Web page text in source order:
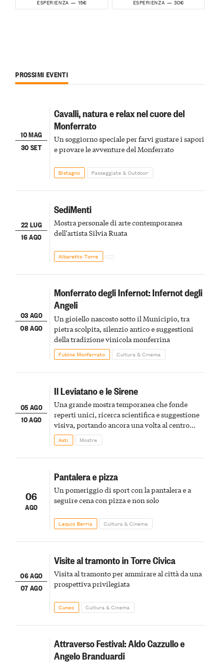
ESPERIENZA — ESPERIENZA —
PROSSIMI EVENTI
10 MAG
30 SET
Cavalli, natura e relax nel cuore del
Monferrato
Un soggiorno speciale per farvi gustare i sapori
e provare le avventure del Monferrato
Bistagno Passeggiate & Outdoor
22 LUG
16 AGO
SediMenti
Mostra personale di arte contemporanea
dell'artista Silvia Ruata
Albaretto Torre
03 AGO
08 AGO
Monferrato degli Infernot: Infernot degli
Angeli
Un gioiello nascosto sotto il Municipio, tra
pietra scolpita, silenzio antico e suggestioni
della tradizione vinicola monferrina
Fubine Monferrato Cultura & Cinema
05 AGO
10 AGO
Il Leviatano e le Sirene
Una grande mostra temporanea che fonde
reperti unici, ricerca scientifica e suggestione
visiva, portando ancora una volta al centro
della scena le meraviglie del passato astigiano
Asti Mostre
06
AGO
Pantalera e pizza
Un pomeriggio di sport con la pantalera e a
seguire cena con pizza e non solo
Lequio Berria Cultura & Cinema
06 AGO
07 AGO
Visite al tramonto in Torre Civica
Visita al tramonto per ammirare al città da una
prospettiva privilegiata
Cuneo Cultura & Cinema
Attraverso Festival: Aldo Cazzullo e
Angelo Branduardi